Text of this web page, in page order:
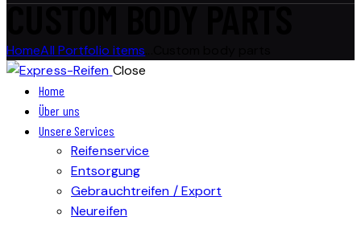
CUSTOM BODY PARTS
HomeAll Portfolio items
Close
Home
Über uns
Unsere Services
Reifenservice
Entsorgung
Gebrauchtreifen / Export
Neureifen